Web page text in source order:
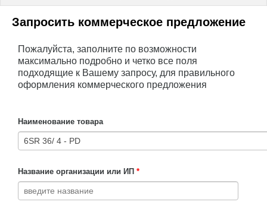
Запросить коммерческое предложение
Пожалуйста, заполните по возможности
максимально подробно и четко все поля
подходящие к Вашему запросу, для правильного
оформления коммерческого предложения
Наименование товара
Название организации или ИП *